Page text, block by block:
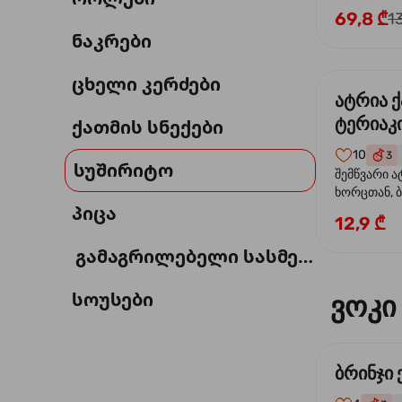
ნაკრები
ცხელი კერძები
ქათმის სნექები
სუშირიტო
პიცა
გამაგრილებელი სასმელი
სოუსები
69,8 ₾
ატრია
10 3
შემწვარი
ხორცთან,
და
12,9 ₾
ვოკი
ბრინჯი